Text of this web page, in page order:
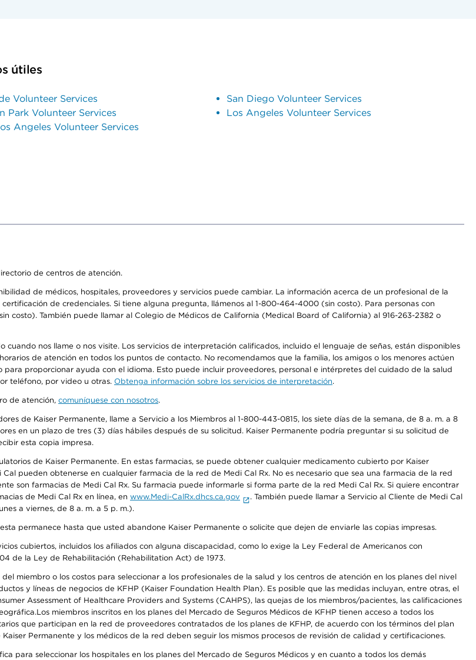
útiles
Volunteer Services
Park Volunteer Services
Angeles Volunteer Services
San Diego Volunteer Services
Los Angeles Volunteer Services
de centros de atención.
de médicos, hospitales, proveedores y servicios puede cambiar. La información acerca de un profesional de la
de credenciales. Si tiene alguna pregunta, llámenos al 1-800-464-4000 (sin costo). Para personas con
costo). También puede llamar al Colegio de Médicos de California (Medical Board of California) al 916-263-2382 o
nos llame o nos visite. Los servicios de interpretación calificados, incluido el lenguaje de señas, están disponibles
de atención en todos los puntos de contacto. No recomendamos que la familia, los amigos o los menores actúen
proporcionar ayuda con el idioma. Esto puede incluir proveedores, personal e intérpretes del cuidado de la salud
teléfono, por video u otras. Obtenga información sobre los servicios de interpretación.
de atención, comuníquese con nosotros.
de Kaiser Permanente, llame a Servicio a los Miembros al 1-800-443-0815, los siete días de la semana, de 8 a. m. a 8
en un plazo de tres (3) días hábiles después de su solicitud. Kaiser Permanente podría preguntar si su solicitud de
esta copia impresa.
de Kaiser Permanente. En estas farmacias, se puede obtener cualquier medicamento cubierto por Kaiser
pueden obtenerse en cualquier farmacia de la red de Medi Cal Rx. No es necesario que sea una farmacia de la red
son farmacias de Medi Cal Rx. Su farmacia puede informarle si forma parte de la red Medi Cal Rx. Si quiere encontrar
de Medi Cal Rx en línea, en www.Medi-CalRx.dhcs.ca.gov
. También puede llamar a Servicio al Cliente de Medi Cal
a viernes, de 8 a. m. a 5 p. m.).
permanece hasta que usted abandone Kaiser Permanente o solicite que dejen de enviarle las copias impresas.
cubiertos, incluidos los afiliados con alguna discapacidad, como lo exige la Ley Federal de Americanos con
de la Ley de Rehabilitación (Rehabilitation Act) de 1973.
miembro o los costos para seleccionar a los profesionales de la salud y los centros de atención en los planes del nivel
y líneas de negocios de KFHP (Kaiser Foundation Health Plan). Es posible que las medidas incluyan, entre otras, el
Assessment of Healthcare Providers and Systems (CAHPS), las quejas de los miembros/pacientes, las calificaciones
miembros inscritos en los planes del Mercado de Seguros Médicos de KFHP tienen acceso a todos los
que participan en la red de proveedores contratados de los planes de KFHP, de acuerdo con los términos del plan
Permanente y los médicos de la red deben seguir los mismos procesos de revisión de calidad y certificaciones.
para seleccionar los hospitales en los planes del Mercado de Seguros Médicos y en cuanto a todos los demás